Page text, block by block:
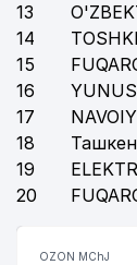
13
14
15
16
17
18
19
20
OZON MChJ